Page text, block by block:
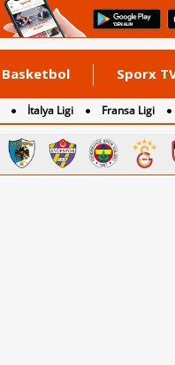
Basketbol Sporx
İtalya Ligi Fransa Ligi